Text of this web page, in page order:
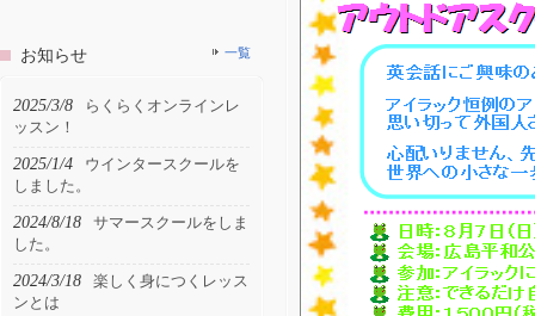
お知らせ 一覧
2025/3/8
らくらくオンラインレ
ッスン！
2025/1/4
ウインタースクールを
しました。
2024/8/18
サマースクールをしま
した。
2024/3/18
楽しく身につくレッス
ンとは